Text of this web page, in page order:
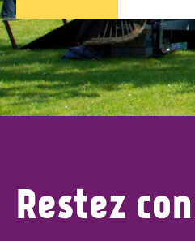
14
AOÛT
Restez